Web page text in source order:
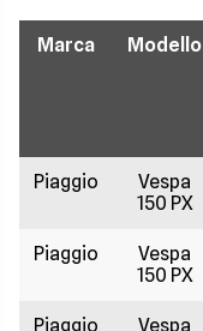
Marca Modello
Piaggio
Vespa
150 PX
Piaggio
Vespa
150 PX
Piaggio
Vespa